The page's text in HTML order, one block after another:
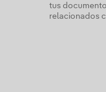
tus
relacionados